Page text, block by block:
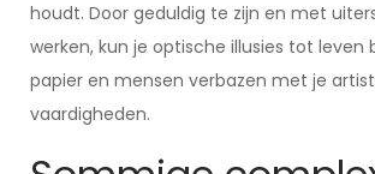
houdt. Door geduldig te zijn en met
werken, kun je optische illusies tot leven
papier en mensen verbazen met je
vaardigheden.